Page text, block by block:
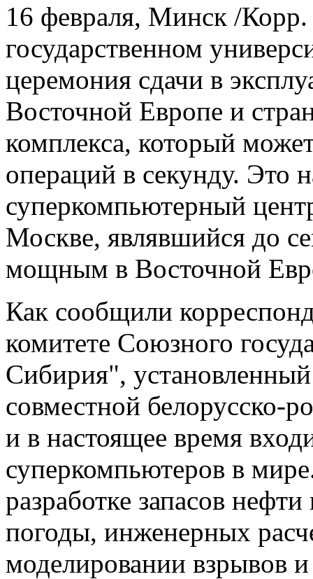
16 февраля, Минск /
государственном
церемония сдачи в
Восточной Европе и
комплекса, который
операций в секунду. Это
суперкомпьютерный
Москве, являвшийся до
мощным в Восточной
Как сообщили
комитете Союзного
Сибирия", установленный
совместной
и в настоящее время
суперкомпьютеров в
разработке запасов
погоды, инженерных
моделировании взрывов